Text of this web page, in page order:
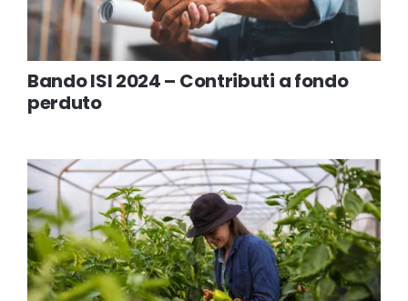
Bando ISI 2024 – Contributi a fondo
perduto